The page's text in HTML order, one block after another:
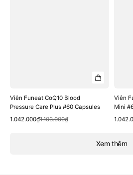
Xem thêm
Viên Funeat CoQ10 Blood
Pressure Care Plus #60 Capsules
Sale
1.042.000₫
Regular
1.103.000₫
Quick View
Viên
Mini
Sale